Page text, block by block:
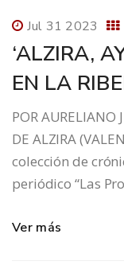
Jul 31 2023
‘ALZIRA,
EN LA
POR AURELIANO
DE ALZIRA
colección de
periódico “Las
Ver más